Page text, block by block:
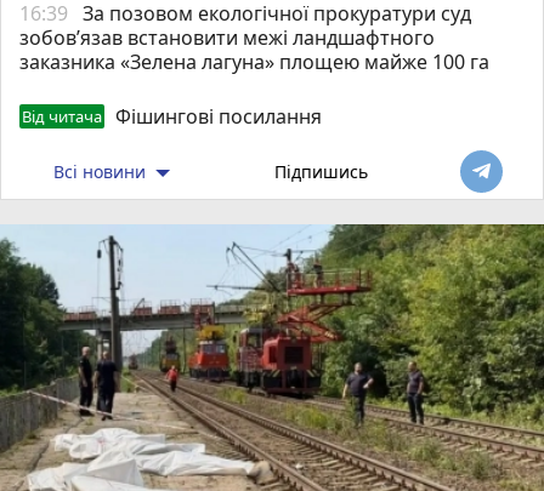
16:39 За позовом екологічної прокуратури суд
зобов’язав встановити межі ландшафтного
заказника «Зелена лагуна» площею майже 100 га
Від читача Фішингові посилання
Всі новини Підпишись